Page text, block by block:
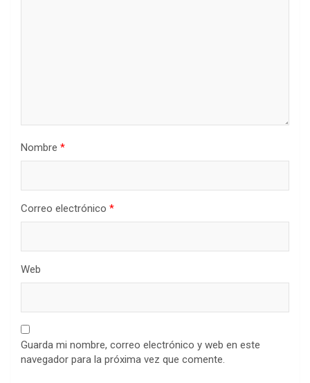
Nombre *
Correo electrónico *
Web
Guarda mi nombre, correo electrónico y web en este
navegador para la próxima vez que comente.